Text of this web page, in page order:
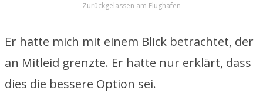
Zurückgelassen am Flughafen
Er hatte mich mit einem Blick betrachtet, der
an Mitleid grenzte. Er hatte nur erklärt, dass
dies die bessere Option sei.